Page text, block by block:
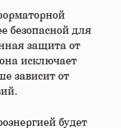
безопасной для
защита от
исключает
зависит от
будет